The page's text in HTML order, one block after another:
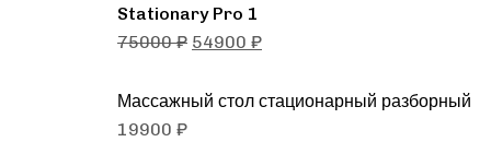
Stationary Pro 1
75000₽ 54900 ₽
Массажный стол стационарный разборный
19900 ₽